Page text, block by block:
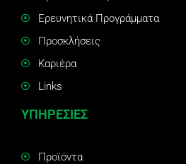
Ερευνητικά Προγράμματα
Προσκλήσεις
Καριέρα
Links
ΥΠΗΡΕΣΙΕΣ
Προϊόντα